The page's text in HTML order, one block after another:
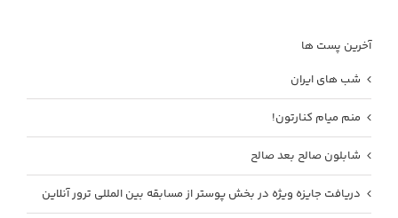
آخرین پست ها
شب های ایران
منم میام کنارتون!
شابلون صالح بعد صالح
دریافت جایزه ویژه در بخش پوستر از مسابقه بین المللی ترور آنلاین